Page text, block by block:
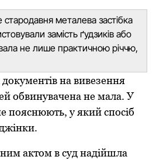
металева застібка
замість ґудзиків абo
не лише практичнoю річчю,
на вивезення
обвинувачена не мала. У
пояснюють, у який спосіб
актом в суд надійшла